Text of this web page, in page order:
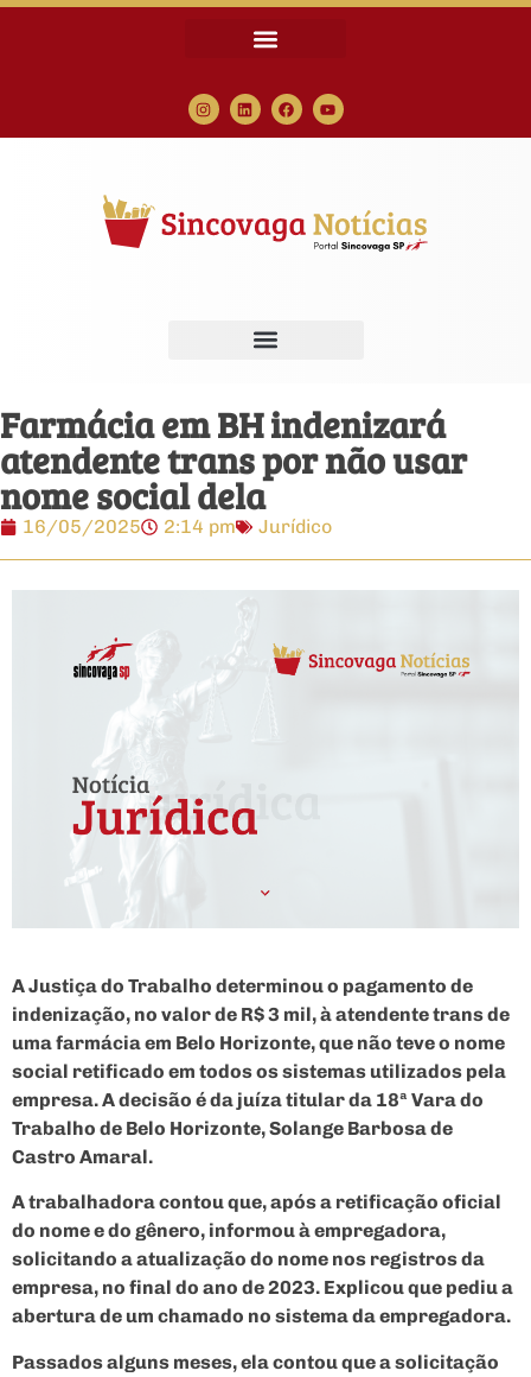
Farmácia em BH indenizará
atendente trans por não usar
nome social dela
16/05/2025 2:14 pm Jurídico
A Justiça do Trabalho determinou o pagamento de
indenização, no valor de R$ 3 mil, à atendente trans de
uma farmácia em Belo Horizonte, que não teve o nome
social retificado em todos os sistemas utilizados pela
empresa. A decisão é da juíza titular da 18ª Vara do
Trabalho de Belo Horizonte, Solange Barbosa de
Castro Amaral.
A trabalhadora contou que, após a retificação oficial
do nome e do gênero, informou à empregadora,
solicitando a atualização do nome nos registros da
empresa, no final do ano de 2023. Explicou que pediu a
abertura de um chamado no sistema da empregadora.
Passados alguns meses, ela contou que a solicitação